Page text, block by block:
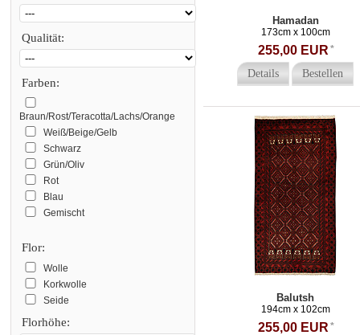
Qualität:
Farben:
Braun/Rost/Teracotta/Lachs/Orange
Weiß/Beige/Gelb
Schwarz
Grün/Oliv
Rot
Blau
Gemischt
Flor:
Wolle
Korkwolle
Seide
Florhöhe:
Hamadan
173cm x 100cm
255,00 EUR *
Details Bestellen
Balutsh
194cm x 102cm
255,00 EUR *